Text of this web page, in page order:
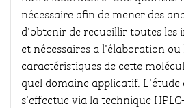
nécessaire afin de mener des
d'obtenir de recueillir toutes
et nécessaires a l'élaboration
caractéristiques de cette
quel domaine applicatif. L'étude
s'effectue via la technique